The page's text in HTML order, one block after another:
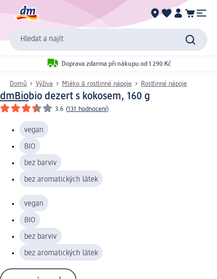
Hledat a najít
Doprava zdarma při nákupu od 1 290 Kč
Domů Výživa Mléko & rostlinné nápoje Rostlinné nápoje
dmBiobio dezert s kokosem, 160 g
3.6 (131 hodnocení)
vegan
BIO
bez barviv
bez aromatických látek
vegan
BIO
bez barviv
bez aromatických látek